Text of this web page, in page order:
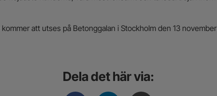
att utses på Betonggalan i Stockholm den 13 november
Dela det här via: